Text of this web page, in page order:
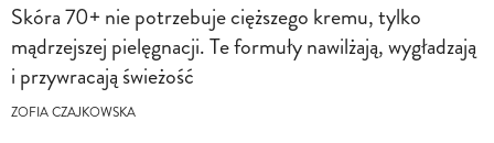
Skóra 70+ nie potrzebuje cięższego kremu, tylko
mądrzejszej pielęgnacji. Te formuły nawilżają, wygładzają
i przywracają świeżość
ZOFIA CZAJKOWSKA